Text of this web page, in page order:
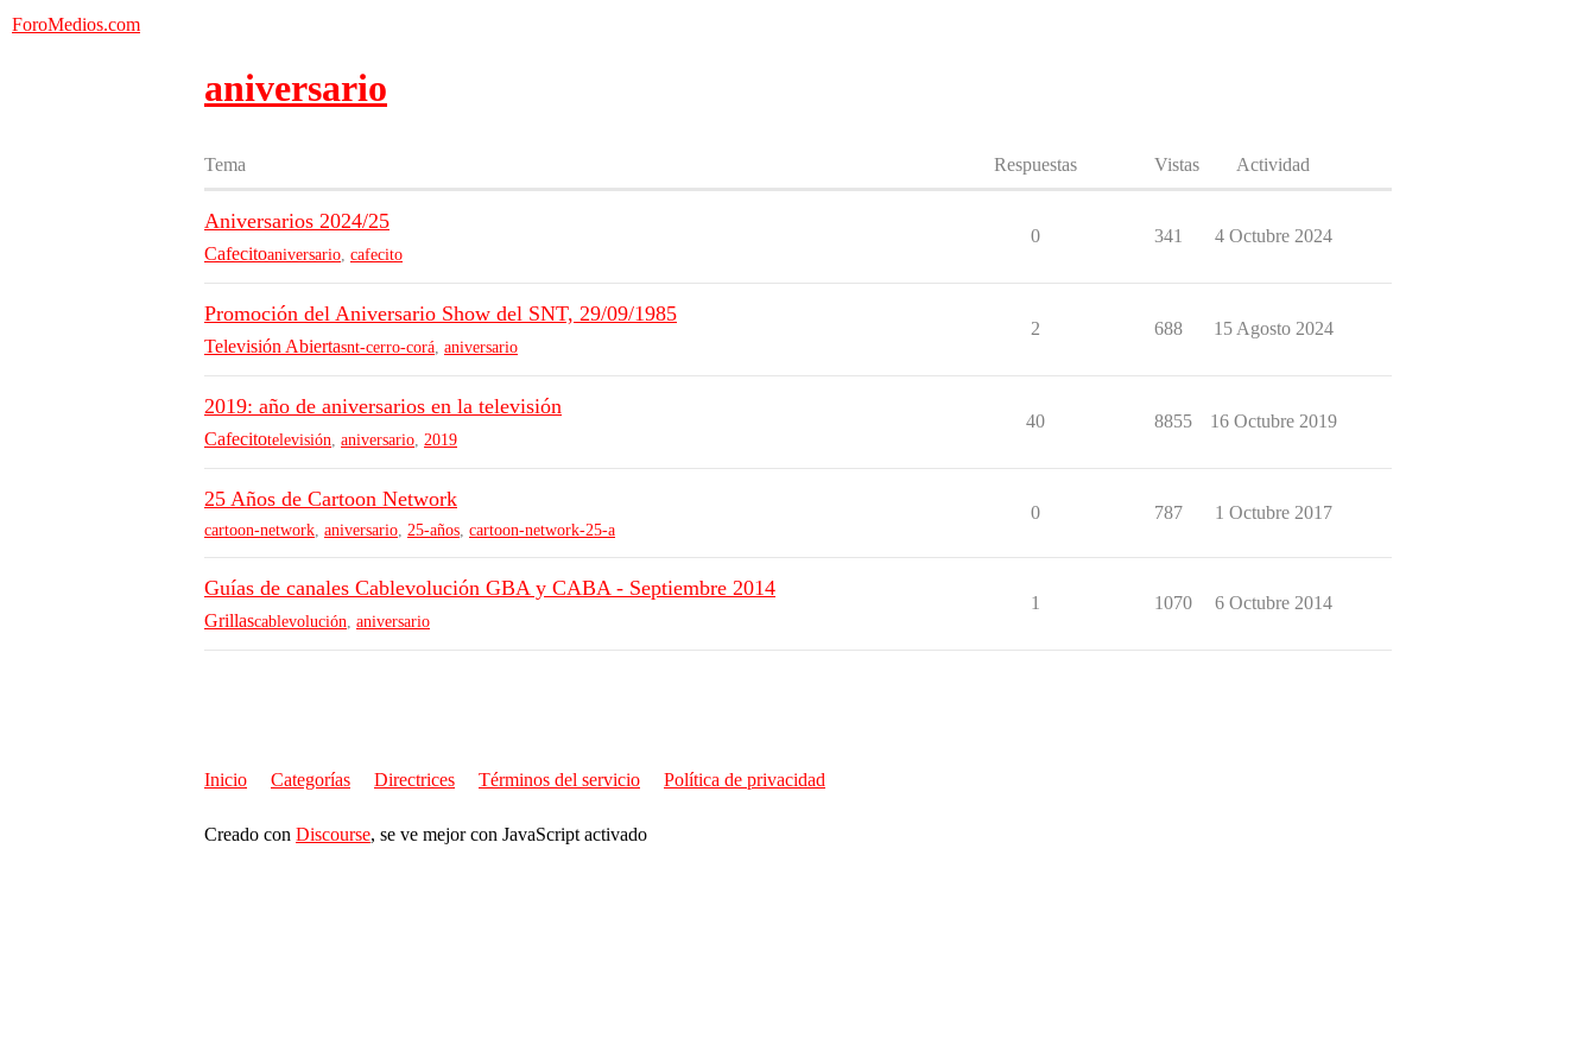
ForoMedios.com
aniversario
Tema Respuestas Vistas Actividad
Aniversarios 2024/25
Cafecitoaniversario cafecito
0 341 4 Octubre 2024
Promoción del Aniversario Show del SNT, 29/09/1985
Televisión Abiertasnt-cerro-corá aniversario
2 688 15 Agosto 2024
2019: año de aniversarios en la televisión
Cafecitotelevisión aniversario 2019
40 8855 16 Octubre 2019
25 Años de Cartoon Network
cartoon-network, aniversario, 25-años, cartoon-network-25-a
0 787 1 Octubre 2017
Guías de canales Cablevolución GBA y CABA - Septiembre 2014
Grillascablevolución aniversario
1 1070 6 Octubre 2014
Inicio Categorías Directrices Términos del servicio Política de privacidad
Creado con Discourse, se ve mejor con JavaScript activado